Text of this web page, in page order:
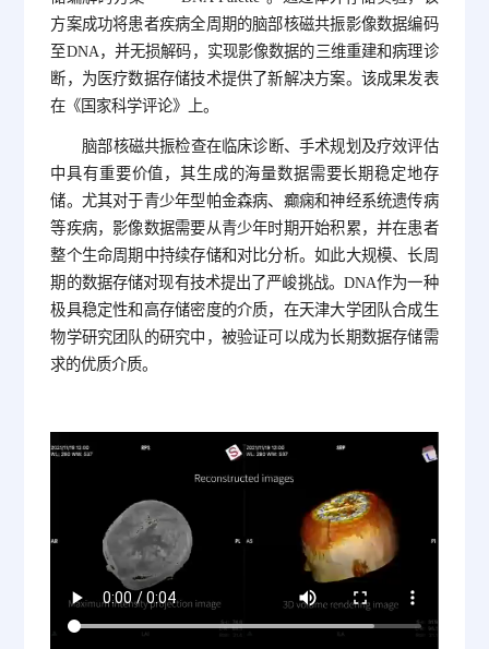
方案成功将患者疾病全周期的脑部核磁共振影像数据编码
至DNA，并无损解码，实现影像数据的三维重建和病理诊
断，为医疗数据存储技术提供了新解决方案。该成果发表
在《国家科学评论》上。
脑部核磁共振检查在临床诊断、手术规划及疗效评估
中具有重要价值，其生成的海量数据需要长期稳定地存
储。尤其对于青少年型帕金森病、癫痫和神经系统遗传病
等疾病，影像数据需要从青少年时期开始积累，并在患者
整个生命周期中持续存储和对比分析。如此大规模、长周
期的数据存储对现有技术提出了严峻挑战。DNA作为一种
极具稳定性和高存储密度的介质，在天津大学团队合成生
物学研究团队的研究中，被验证可以成为长期数据存储需
求的优质介质。